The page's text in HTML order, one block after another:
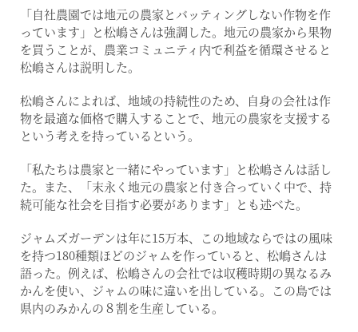
「自社農園では地元の農家とバッティングしない作物を作
っています」と松嶋さんは強調した。地元の農家から果物
を買うことが、農業コミュニティ内で利益を循環させると
松嶋さんは説明した。
松嶋さんによれば、地域の持続性のため、自身の会社は作
物を最適な価格で購入することで、地元の農家を支援する
という考えを持っているという。
「私たちは農家と一緒にやっています」と松嶋さんは話し
た。また、「末永く地元の農家と付き合っていく中で、持
続可能な社会を目指す必要があります」とも述べた。
ジャムズガーデンは年に15万本、この地域ならではの風味
を持つ180種類ほどのジャムを作っていると、松嶋さんは
語った。例えば、松嶋さんの会社では収穫時期の異なるみ
かんを使い、ジャムの味に違いを出している。この島では
県内のみかんの８割を生産している。